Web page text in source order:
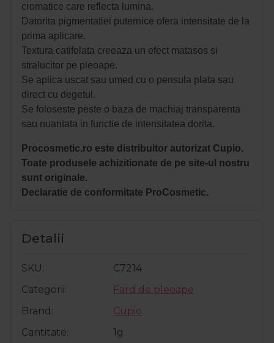
cromatice care reflecta lumina.
Datorita pigmentatiei puternice ofera intensitate de la
prima aplicare.
Textura catifelata creeaza un efect matasos si
stralucitor pe pleoape.
Se aplica uscat sau umed cu o pensula plata sau
direct cu degetul.
Se foloseste peste o baza de machiaj transparenta
sau nuantata in functie de intensitatea dorita.
Procosmetic.ro este distribuitor autorizat Cupio.
Toate produsele achizitionate de pe site-ul nostru
sunt originale.
Declaratie de conformitate ProCosmetic.
Detalii
SKU
C7214
Categorii
Fard de pleoape
Brand
Cupio
Cantitate
1g